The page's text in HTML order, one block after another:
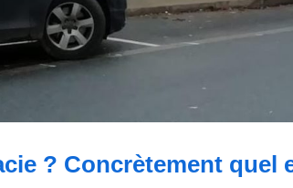
? Concrètement quel